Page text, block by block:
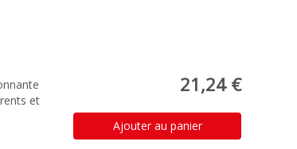
et
21,24 €
Ajouter au panier